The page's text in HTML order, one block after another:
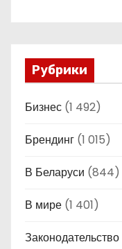
Рубрики
Бизнес (1 492)
Брендинг (1 015)
В Беларуси (844)
В мире (1 401)
Законодательство